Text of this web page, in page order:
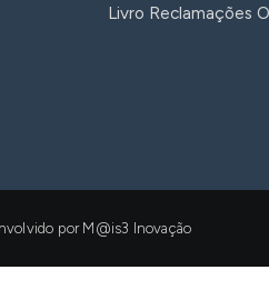
Livro Reclamações
por M@is3 Inovação